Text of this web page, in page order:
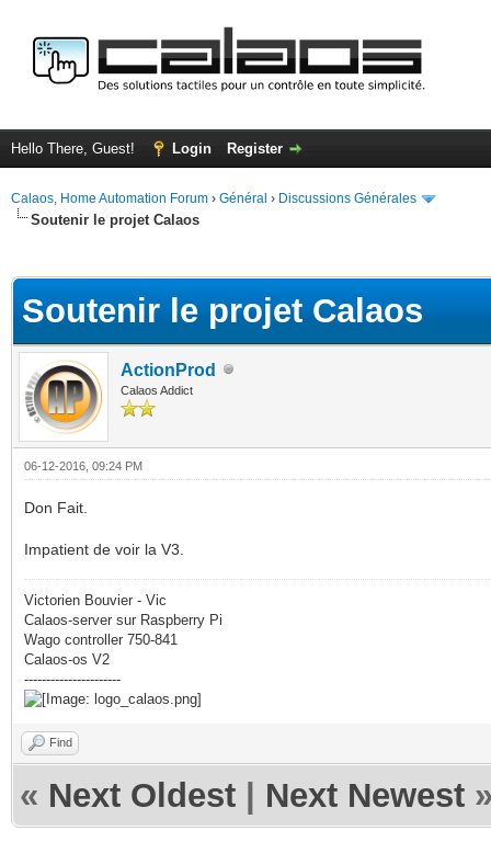
Hello There, Guest! Login Register
Calaos, Home Automation Forum › Général › Discussions Générales
Soutenir le projet Calaos
Soutenir le projet Calaos
ActionProd
Calaos Addict
06-12-2016, 09:24 PM
Don Fait.
Impatient de voir la V3.
Victorien Bouvier - Vic
Calaos-server sur Raspberry Pi
Wago controller 750-841
Calaos-os V2
----------------------
Find
« Next Oldest Next Newest